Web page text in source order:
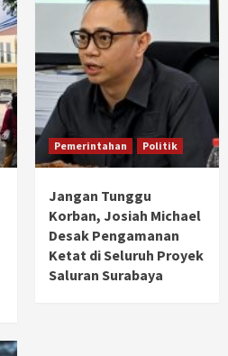
Pemerintahan Politik
Jangan Tunggu
Korban, Josiah Michael
Desak Pengamanan
Ketat di Seluruh Proyek
Saluran Surabaya